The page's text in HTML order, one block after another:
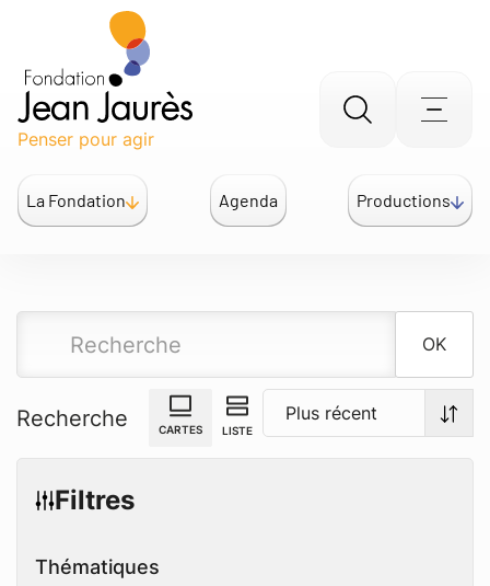
Gestion des traceurs
Penser pour agir
Aller
la
recherche
La Fondation Agenda Productions
OK
Recherche CARTES LISTE
Filtres
Thématiques